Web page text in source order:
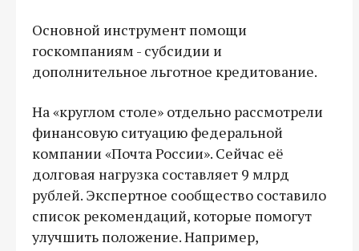
Основной инструмент помощи
госкомпаниям - субсидии и
дополнительное льготное кредитование.
На «круглом столе» отдельно рассмотрели
финансовую ситуацию федеральной
компании «Почта России». Сейчас её
долговая нагрузка составляет 9 млрд
рублей. Экспертное сообщество составило
список рекомендаций, которые помогут
улучшить положение. Например,